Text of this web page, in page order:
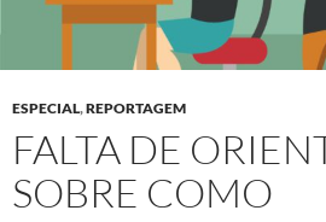
ESPECIAL,REPORTAGEM
FALTA DE
SOBRE COMO